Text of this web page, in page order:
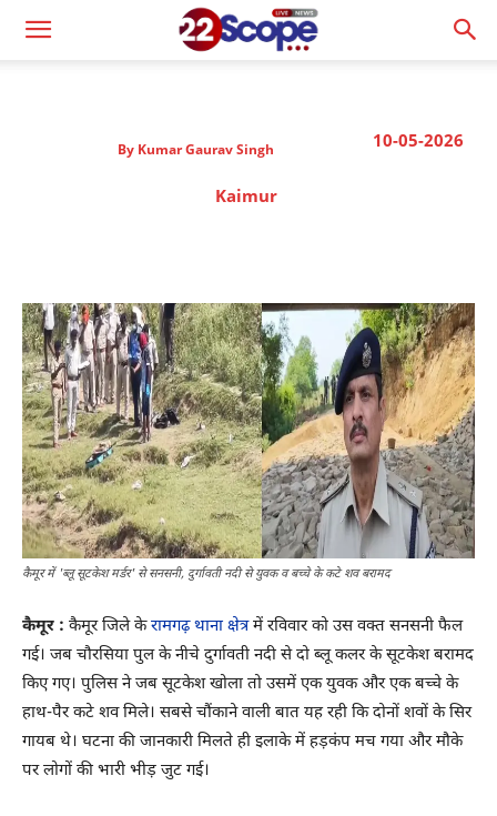
10-05-2026
By Kumar Gaurav Singh
Kaimur
कैमूर में 'ब्लू सूटकेश मर्डर' से सनसनी, दुर्गावती नदी से युवक व बच्चे के कटे शव बरामद
कैमूर : कैमूर जिले केरामगढ़ थाना क्षेत्रमें रविवार को उस वक्त सनसनी फैल
गई। जब चौरसिया पुल के नीचे दुर्गावती नदी से दो ब्लू कलर के सूटकेश बरामद
किए गए। पुलिस ने जब सूटकेश खोला तो उसमें एक युवक और एक बच्चे के
हाथ-पैर कटे शव मिले। सबसे चौंकाने वाली बात यह रही कि दोनों शवों के सिर
गायब थे। घटना की जानकारी मिलते ही इलाके में हड़कंप मच गया और मौके
पर लोगों की भारी भीड़ जुट गई।